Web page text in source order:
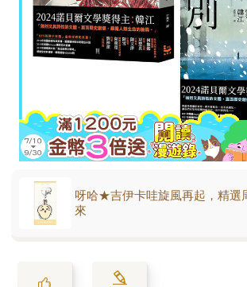
呀哈★吉伊卡哇旋風再起，精選
來